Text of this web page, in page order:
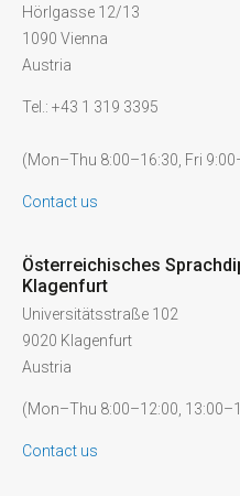
Hörlgasse 12/13
1090 Vienna
Austria
Tel.: +43 1 319 3395
(Mon–Thu 8:00–16:30, Fri
Contact us
Österreichisches
Klagenfurt
Universitätsstraße 102
9020 Klagenfurt
Austria
(Mon–Thu 8:00–12:00,
Contact us